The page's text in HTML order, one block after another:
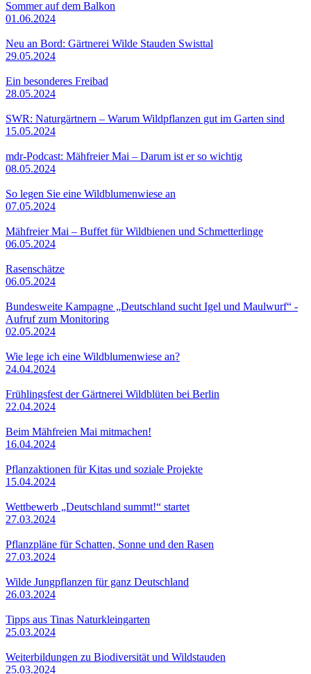
Sommer auf dem Balkon
01.06.2024
Neu an Bord: Gärtnerei Wilde Stauden Swisttal
29.05.2024
Ein besonderes Freibad
28.05.2024
SWR: Naturgärtnern – Warum Wildpflanzen gut im Garten sind
15.05.2024
mdr-Podcast: Mähfreier Mai – Darum ist er so wichtig
08.05.2024
So legen Sie eine Wildblumenwiese an
07.05.2024
Mähfreier Mai – Buffet für Wildbienen und Schmetterlinge
06.05.2024
Rasenschätze
06.05.2024
Bundesweite Kampagne „Deutschland sucht Igel und Maulwurf“ -
Aufruf zum Monitoring
02.05.2024
Wie lege ich eine Wildblumenwiese an?
24.04.2024
Frühlingsfest der Gärtnerei Wildblüten bei Berlin
22.04.2024
Beim Mähfreien Mai mitmachen!
16.04.2024
Pflanzaktionen für Kitas und soziale Projekte
15.04.2024
Wettbewerb „Deutschland summt!“ startet
27.03.2024
Pflanzpläne für Schatten, Sonne und den Rasen
27.03.2024
Wilde Jungpflanzen für ganz Deutschland
26.03.2024
Tipps aus Tinas Naturkleingarten
25.03.2024
Weiterbildungen zu Biodiversität und Wildstauden
25.03.2024